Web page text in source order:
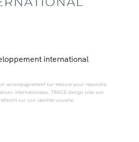
international
accompagnement sur mesure pour répondre
internationales. TRACE design crée son
sur son identité visuelle.